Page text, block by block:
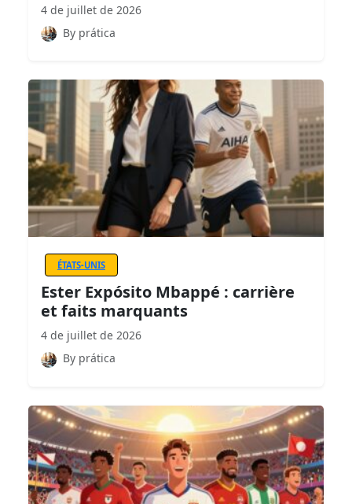
4 de juillet de 2026
By prática
ÉTATS-UNIS
Ester Expósito Mbappé : carrière
et faits marquants
4 de juillet de 2026
By prática